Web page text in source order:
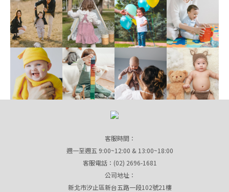
客服時間：
週一至週五 9:00~12:00 & 13:00~18:00
客服電話：(02) 2696-1681
公司地址：
新北市汐止區新台五路一段102號21樓